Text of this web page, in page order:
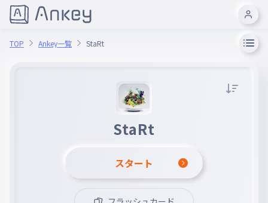
TOP Ankey一覧 StaRt
StaRt
スタート